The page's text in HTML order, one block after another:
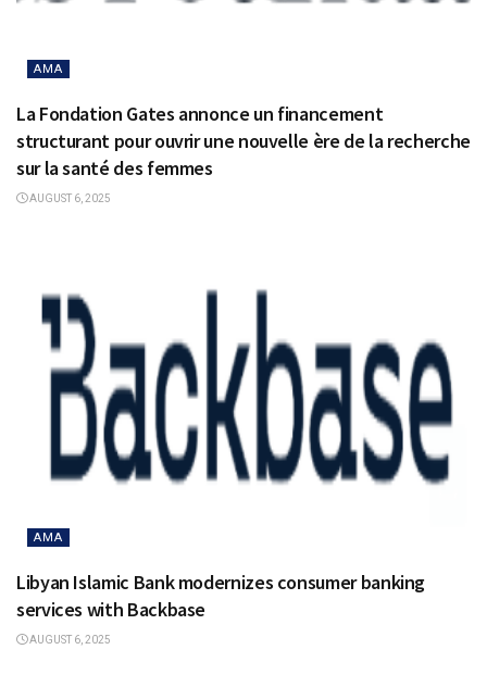
AMA
La Fondation Gates annonce un financement
structurant pour ouvrir une nouvelle ère de la recherche
sur la santé des femmes
AUGUST 6, 2025
AMA
Libyan Islamic Bank modernizes consumer banking
services with Backbase
AUGUST 6, 2025